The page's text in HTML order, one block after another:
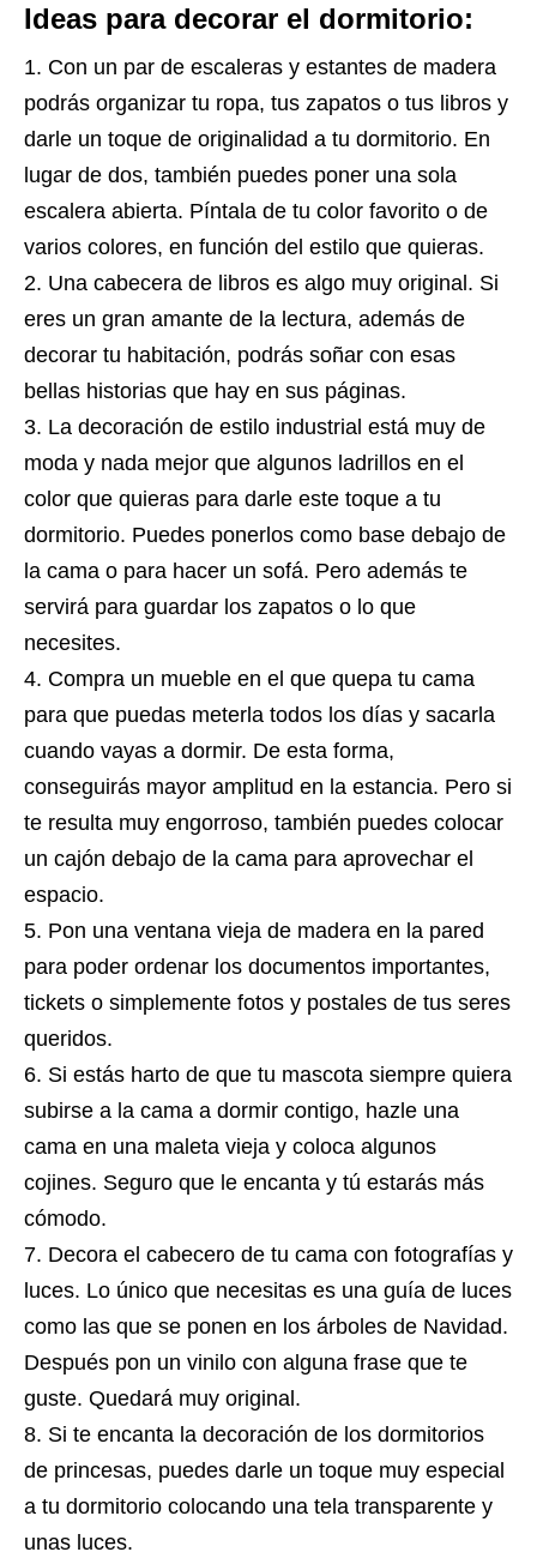
Ideas para decorar el dormitorio:
Con un par de escaleras y estantes de madera
podrás organizar tu ropa, tus zapatos o tus libros y
darle un toque de originalidad a tu dormitorio. En
lugar de dos, también puedes poner una sola
escalera abierta. Píntala de tu color favorito o de
varios colores, en función del estilo que quieras.
Una cabecera de libros es algo muy original. Si
eres un gran amante de la lectura, además de
decorar tu habitación, podrás soñar con esas
bellas historias que hay en sus páginas.
La decoración de estilo industrial está muy de
moda y nada mejor que algunos ladrillos en el
color que quieras para darle este toque a tu
dormitorio. Puedes ponerlos como base debajo de
la cama o para hacer un sofá. Pero además te
servirá para guardar los zapatos o lo que
necesites.
Compra un mueble en el que quepa tu cama
para que puedas meterla todos los días y sacarla
cuando vayas a dormir. De esta forma,
conseguirás mayor amplitud en la estancia. Pero si
te resulta muy engorroso, también puedes colocar
un cajón debajo de la cama para aprovechar el
espacio.
Pon una ventana vieja de madera en la pared
para poder ordenar los documentos importantes,
tickets o simplemente fotos y postales de tus seres
queridos.
Si estás harto de que tu mascota siempre quiera
subirse a la cama a dormir contigo, hazle una
cama en una maleta vieja y coloca algunos
cojines. Seguro que le encanta y tú estarás más
cómodo.
Decora el cabecero de tu cama con fotografías y
luces. Lo único que necesitas es una guía de luces
como las que se ponen en los árboles de Navidad.
Después pon un vinilo con alguna frase que te
guste. Quedará muy original.
Si te encanta la decoración de los dormitorios
de princesas, puedes darle un toque muy especial
a tu dormitorio colocando una tela transparente y
unas luces.